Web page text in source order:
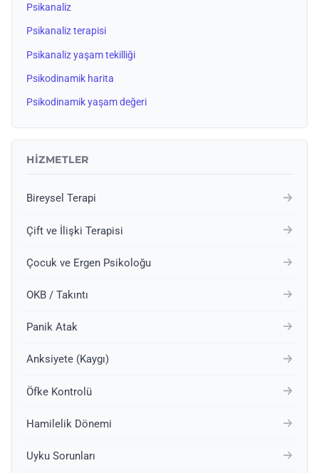
Psikanaliz
Psikanaliz terapisi
Psikanaliz yaşam tekilliği
Psikodinamik harita
Psikodinamik yaşam değeri
HIZMETLER
Bireysel Terapi
Çift ve İlişki Terapisi
Çocuk ve Ergen Psikoloğu
OKB / Takıntı
Panik Atak
Anksiyete (Kaygı)
Öfke Kontrolü
Hamilelik Dönemi
Uyku Sorunları